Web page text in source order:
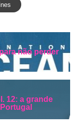
não perder
12: a grande